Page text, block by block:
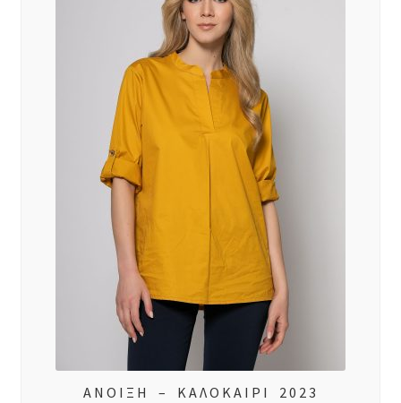
ΑΝΟΙΞΗ – ΚΑΛΟΚΑΙΡΙ 2023